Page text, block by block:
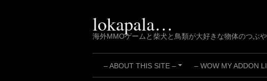
lokapala…
海外MMOゲームと柴犬と鳥類が大好きな物体のつぶ
+
– ABOUT THIS SITE – – WOW MY ADDON